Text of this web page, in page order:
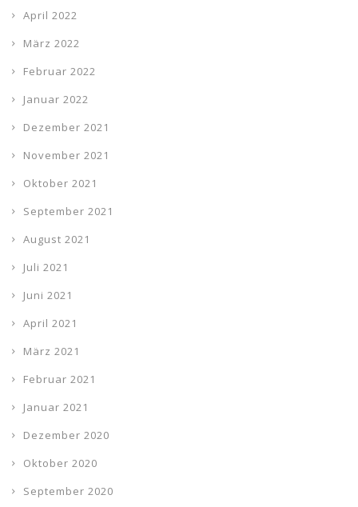
April 2022
März 2022
Februar 2022
Januar 2022
Dezember 2021
November 2021
Oktober 2021
September 2021
August 2021
Juli 2021
Juni 2021
April 2021
März 2021
Februar 2021
Januar 2021
Dezember 2020
Oktober 2020
September 2020